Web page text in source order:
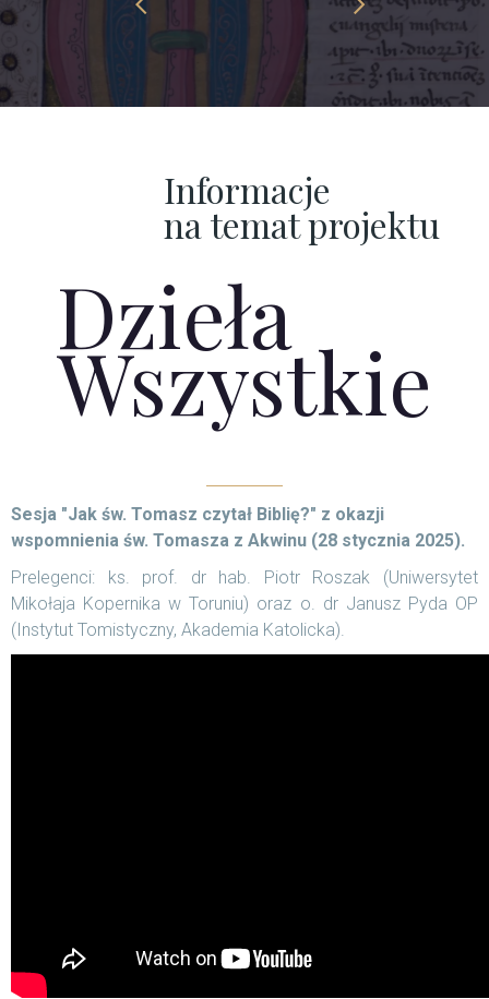
Previous
slide
Next
slide
Informacje
na temat projektu
Dzieła
Wszystkie
Sesja "Jak św. Tomasz czytał Biblię?" z okazji
wspomnienia św. Tomasza z Akwinu (28 stycznia 2025).
Prelegenci: ks. prof. dr hab. Piotr Roszak (Uniwersytet
Mikołaja Kopernika w Toruniu) oraz o. dr Janusz Pyda OP
(Instytut Tomistyczny, Akademia Katolicka).